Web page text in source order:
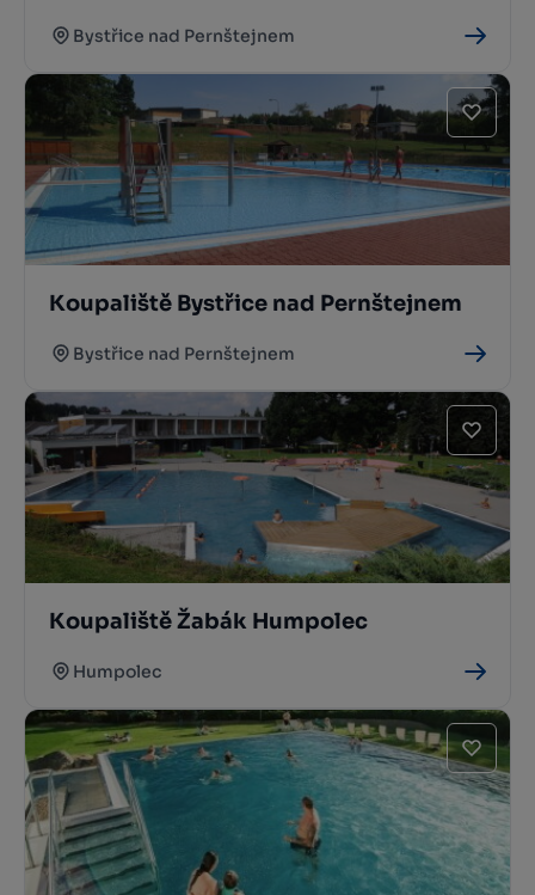
Bystřice nad Pernštejnem
Koupaliště Bystřice nad Pernštejnem
Bystřice nad Pernštejnem
Koupaliště Žabák Humpolec
Humpolec